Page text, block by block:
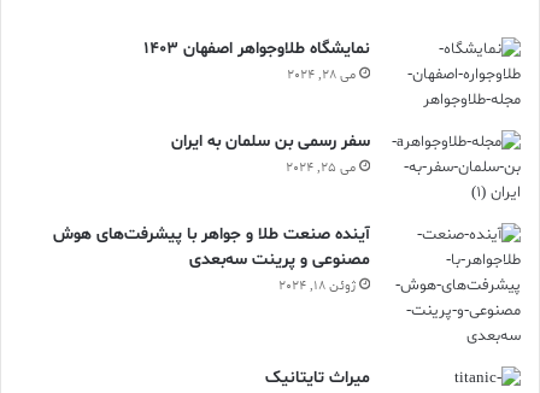
نمایشگاه طلاوجواهر اصفهان 1403
می 28, 2024
سفر رسمی بن سلمان به ایران
می 25, 2024
آینده صنعت طلا و جواهر با پیشرفت‌های هوش
مصنوعی و پرینت سه‌بعدی
ژوئن 18, 2024
ميراث تايتانيک